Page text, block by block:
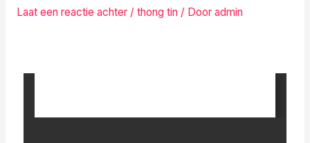
Laat een reactie achter / thong tin / Door admin